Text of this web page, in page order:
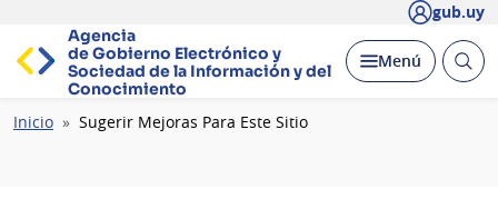
gub.uy
Agencia
de Gobierno Electrónico y
Sociedad de la Información y del
Conocimiento
Desplegar
Menú Abrir
Ruta
Inicio Sugerir Mejoras Para Este Sitio